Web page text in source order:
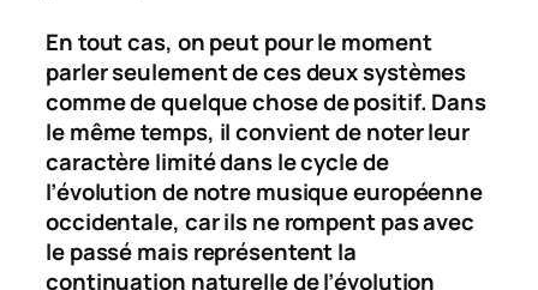
En tout cas, on peut pour le moment
parler seulement de ces deux systèmes
comme de quelque chose de positif. Dans
le même temps, il convient de noter leur
caractère limité dans le cycle de
l’évolution de notre musique européenne
occidentale, car ils ne rompent pas avec
le passé mais représentent la
continuation naturelle de l’évolution